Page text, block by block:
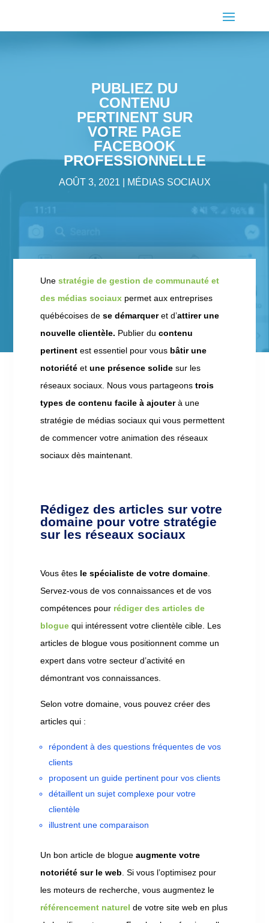
PUBLIEZ DU
CONTENU
PERTINENT SUR
VOTRE PAGE
FACEBOOK
PROFESSIONNELLE
AOÛT 3, 2021 MÉDIAS SOCIAUX
Unestratégie de gestion de communauté et
des médias sociaux permet aux entreprises
québécoises dese démarqueret d’attirer une
nouvelle clientèle. Publier ducontenu
pertinent est essentiel pour vous bâtir une
notoriété etune présence solide sur les
réseaux sociaux. Nous vous partageonstrois
types de contenu facile à ajouterà une
stratégie de médias sociaux qui vous permettent
de commencer votre animation des réseaux
sociaux dès maintenant.
Rédigez des articles sur votre
domaine pour votre stratégie
sur les réseaux sociaux
Vous êtes le spécialiste de votre domaine.
Servez-vous de vos connaissances et de vos
compétences pour rédiger des articles de
blogue qui intéressent votre clientèle cible. Les
articles de blogue vous positionnent comme un
expert dans votre secteur d’activité en
démontrant vos connaissances.
Selon votre domaine, vous pouvez créer des
articles qui :
répondent à des questions fréquentes de vos
clients
proposent un guide pertinent pour vos clients
détaillent un sujet complexe pour votre
clientèle
illustrent une comparaison
Un bon article de blogueaugmente votre
notoriété sur le web. Si vous l’optimisez pour
les moteurs de recherche, vous augmentez le
référencement naturel de votre site web en plus